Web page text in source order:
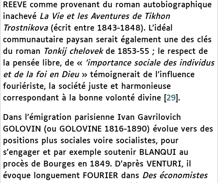
REEVE comme provenant du roman autobiographique
inachevé La Vie et les Aventures de Tikhon
Trostnikova(écrit entre 1843-1848). L’idéal
communautaire paysan serait également une des clés
du roman Tonkij chelovekde 1853-55 ; le respect de
la pensée libre, de « ’importance sociale des individus
et de la foi en Dieu» témoignerait de l’influence
fouriériste, la société juste et harmonieuse
correspondant à la bonne volonté divine
29 .
Dans l’émigration parisienne Ivan Gavrilovich
GOLOVIN (ou GOLOVINE 1816-1890) évolue vers des
positions plus sociales voire socialistes, pour
s’engager et par exemple soutenir BLANQUI au
procès de Bourges en 1849. D’après VENTURI, il
évoque longuement FOURIER dans Des économistes